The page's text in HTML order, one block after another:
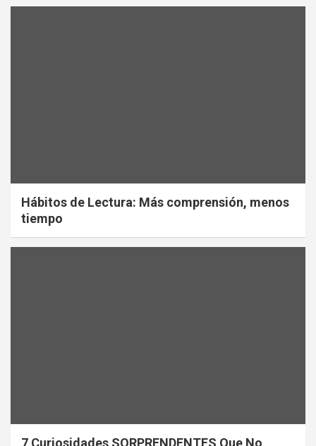
Hábitos de Lectura: Más comprensión, menos
tiempo
7 Curiosidades SORPRENDENTES Que No